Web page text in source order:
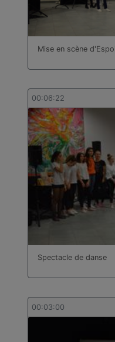
Mise en scène
00:06:22
Spectacle de danse
00:03:00